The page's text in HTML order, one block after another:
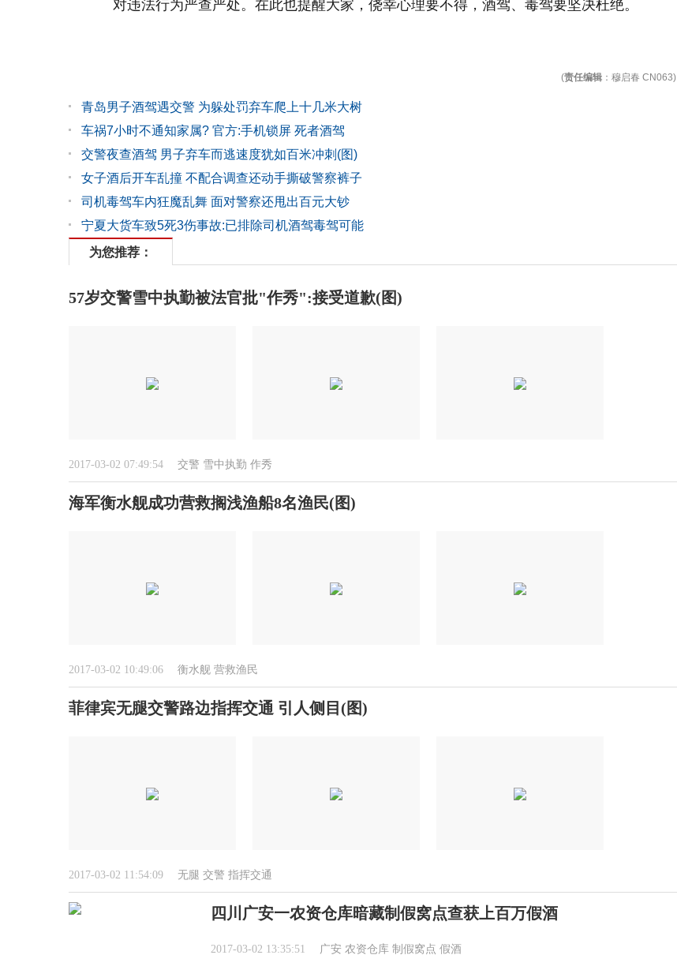
对违法行为严查严处。在此也提醒大家，侥幸心理要不得，酒驾、毒驾要坚决杜绝。
(责任编辑 ：穆启春 CN063)
青岛男子酒驾遇交警 为躲处罚弃车爬上十几米大树
车祸7小时不通知家属? 官方:手机锁屏 死者酒驾
交警夜查酒驾 男子弃车而逃速度犹如百米冲刺(图)
女子酒后开车乱撞 不配合调查还动手撕破警察裤子
司机毒驾车内狂魔乱舞 面对警察还甩出百元大钞
宁夏大货车致5死3伤事故:已排除司机酒驾毒驾可能
为您推荐：
57岁交警雪中执勤被法官批"作秀":接受道歉(图)
2017-03-02 07:49:54 交警 雪中执勤 作秀
海军衡水舰成功营救搁浅渔船8名渔民(图)
2017-03-02 10:49:06 衡水舰 营救渔民
菲律宾无腿交警路边指挥交通 引人侧目(图)
2017-03-02 11:54:09 无腿 交警 指挥交通
四川广安一农资仓库暗藏制假窝点查获上百万假酒
2017-03-02 13:35:51 广安 农资仓库 制假窝点 假酒